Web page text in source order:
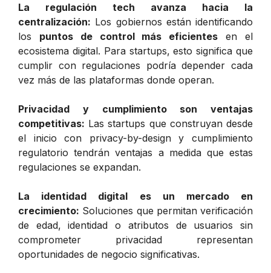
La regulación tech avanza hacia la
centralización: Los gobiernos están identificando
los puntos de control más eficientes en el
ecosistema digital. Para startups, esto significa que
cumplir con regulaciones podría depender cada
vez más de las plataformas donde operan.
Privacidad y cumplimiento son ventajas
competitivas: Las startups que construyan desde
el inicio con privacy-by-design y cumplimiento
regulatorio tendrán ventajas a medida que estas
regulaciones se expandan.
La identidad digital es un mercado en
crecimiento: Soluciones que permitan verificación
de edad, identidad o atributos de usuarios sin
comprometer privacidad representan
oportunidades de negocio significativas.